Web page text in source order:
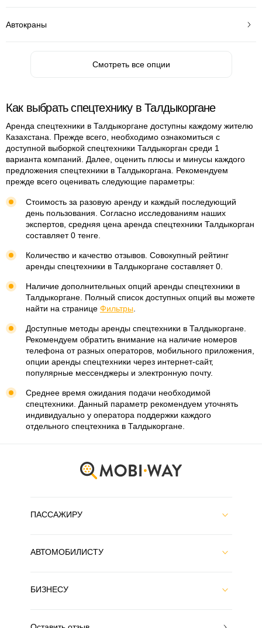
Автокраны
Смотреть все опции
Как выбрать спецтехнику в Талдыкоргане
Аренда спецтехники в Талдыкоргане доступны каждому жителю
Казахстана. Прежде всего, необходимо ознакомиться с
доступной выборкой спецтехники Талдыкорган среди 1
варианта компаний. Далее, оценить плюсы и минусы каждого
предложения спецтехники в Талдыкоргана. Рекомендуем
прежде всего оценивать следующие параметры:
Стоимость за разовую аренду и каждый последующий
день пользования. Согласно исследованиям наших
экспертов, средняя цена аренда спецтехники Талдыкорган
составляет 0 тенге.
Количество и качество отзывов. Совокупный рейтинг
аренды спецтехники в Талдыкоргане составляет 0.
Наличие дополнительных опций аренды спецтехники в
Талдыкоргане. Полный список доступных опций вы можете
найти на странице Фильтры
Доступные методы аренды спецтехники в Талдыкоргане.
Рекомендуем обратить внимание на наличие номеров
телефона от разных операторов, мобильного приложения,
опции аренды спецтехники через интернет-сайт,
популярные мессенджеры и электронную почту.
Среднее время ожидания подачи необходимой
спецтехники. Данный параметр рекомендуем уточнять
индивидуально у оператора поддержки каждого
отдельного спецтехника в Талдыкоргане.
ПАССАЖИРУ
АВТОМОБИЛИСТУ
БИЗНЕСУ